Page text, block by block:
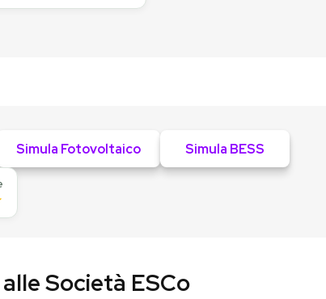
Simula Fotovoltaico Simula BESS
Società ESCo